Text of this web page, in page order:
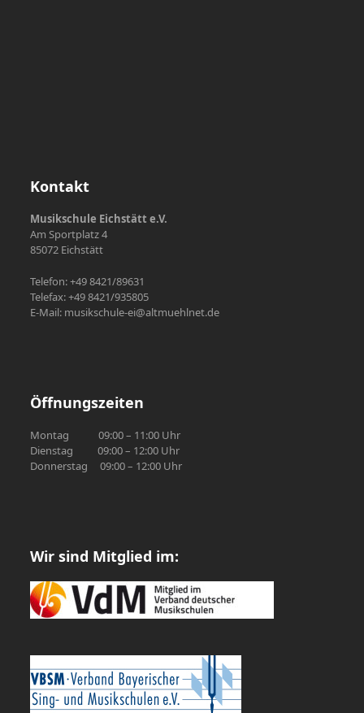
Kontakt
Musikschule Eichstätt e.V.
Am Sportplatz 4
85072 Eichstätt
Telefon: +49 8421/89631
Telefax: +49 8421/935805
E-Mail: musikschule-ei@altmuehlnet.de
Öffnungszeiten
Montag 09:00 – 11:00 Uhr
Dienstag 09:00 – 12:00 Uhr
Donnerstag 09:00 – 12:00 Uhr
Wir sind Mitglied im: